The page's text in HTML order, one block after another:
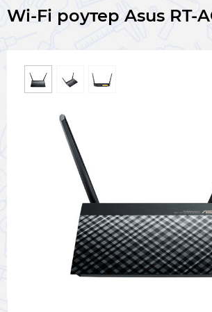
Wi-Fi роутер Asus RT-